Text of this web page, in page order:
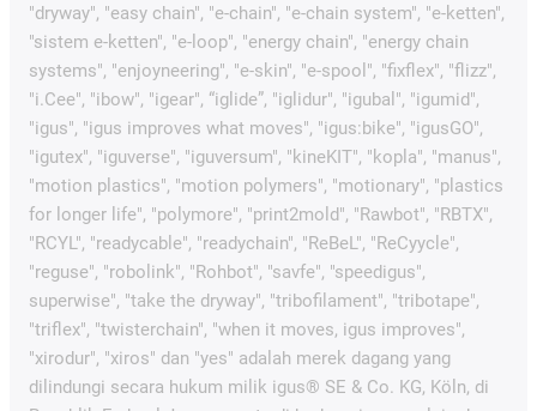
"dryway", "easy chain", "e-chain", "e-chain system", "e-ketten",
"sistem e-ketten", "e-loop", "energy chain", "energy chain
systems", "enjoyneering", "e-skin", "e-spool", "fixflex", "flizz",
"i.Cee", "ibow", "igear", “iglide”, "iglidur", "igubal", "igumid",
"igus", "igus improves what moves", "igus:bike", "igusGO",
"igutex", "iguverse", "iguversum", "kineKIT", "kopla", "manus",
"motion plastics", "motion polymers", "motionary", "plastics
for longer life", "polymore", "print2mold", "Rawbot", "RBTX",
"RCYL", "readycable", "readychain", "ReBeL", "ReCyycle",
"reguse", "robolink", "Rohbot", "savfe", "speedigus",
superwise", "take the dryway", "tribofilament", "tribotape",
"triflex", "twisterchain", "when it moves, igus improves",
"xirodur", "xiros" dan "yes" adalah merek dagang yang
dilindungi secara hukum milik igus® SE & Co. KG, Köln, di